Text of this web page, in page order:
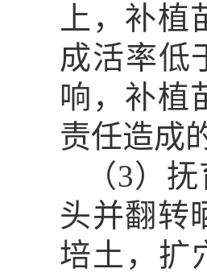
上，补
成活率低
响，补植
责任造成
（3）
头并翻转
培土，扩